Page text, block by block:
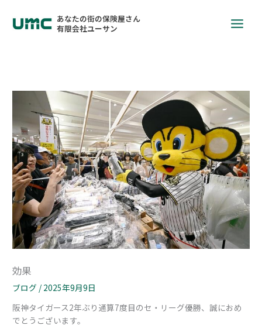
あなたの街の保険屋さん
有限会社ユーサン
効果
ブログ / 2025年9月9日
阪神タイガース2年ぶり通算7度目のセ・リーグ優勝、誠におめ
でとうございます。